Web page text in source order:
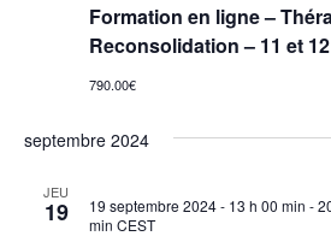
Formation en ligne –
Reconsolidation – 11 et
790.00€
septembre 2024
JEU
19 19 septembre 2024 - 13 h 00 min -
min CEST